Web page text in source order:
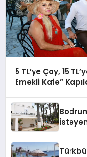
5 TL’ye Çay, 15
Emekli Kafe”